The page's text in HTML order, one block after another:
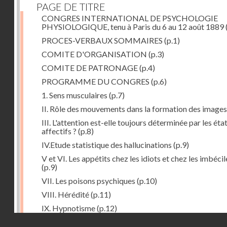
PAGE DE TITRE
CONGRES INTERNATIONAL DE PSYCHOLOGIE
PHYSIOLOGIQUE, tenu à Paris du 6 au 12 août 1889
PROCES-VERBAUX SOMMAIRES (p.1)
COMITE D'ORGANISATION (p.3)
COMITE DE PATRONAGE(p.4)
PROGRAMME DU CONGRES (p.6)
1. Sens musculaires (p.7)
II. Rôle des mouvements dans la formation des images
III. L'attention est-elle toujours déterminée par les
affectifs ? (p.8)
IV.Etude statistique des hallucinations (p.9)
V et VI. Les appétits chez les idiots et chez les
(p.9)
VII. Les poisons psychiques (p.10)
VIII. Hérédité(p.11)
IX. Hypnotisme(p.12)